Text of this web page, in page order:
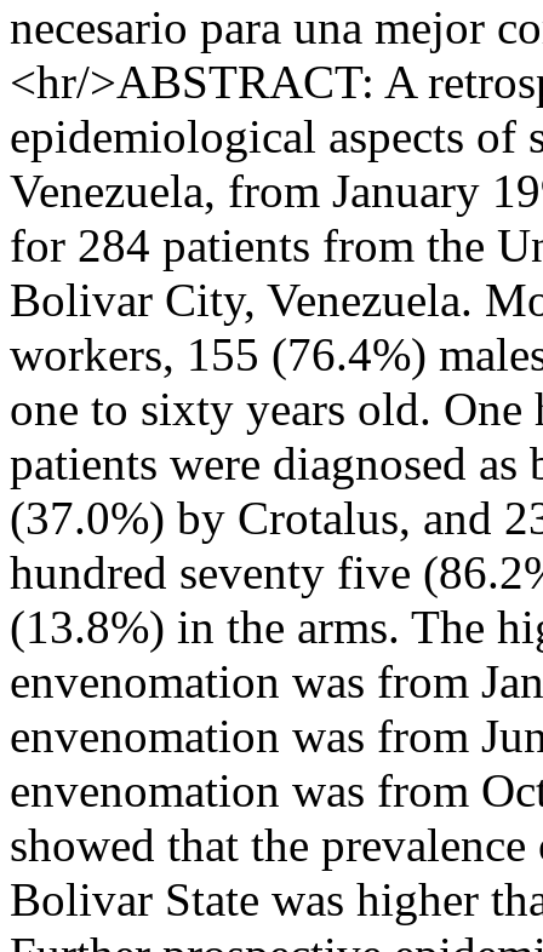
necesario para una mejor
<hr/>ABSTRACT: A
epidemiological aspects of
Venezuela, from January
for 284 patients from the
Bolivar City, Venezuela.
workers, 155 (76.4%)
one to sixty years old.
patients were diagnosed
(37.0%) by Crotalus, and
hundred seventy five
(13.8%) in the arms. The
envenomation was from
envenomation was from
envenomation was from
showed that the
Bolivar State was higher